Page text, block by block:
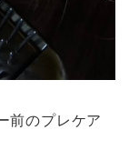
前のプレケア